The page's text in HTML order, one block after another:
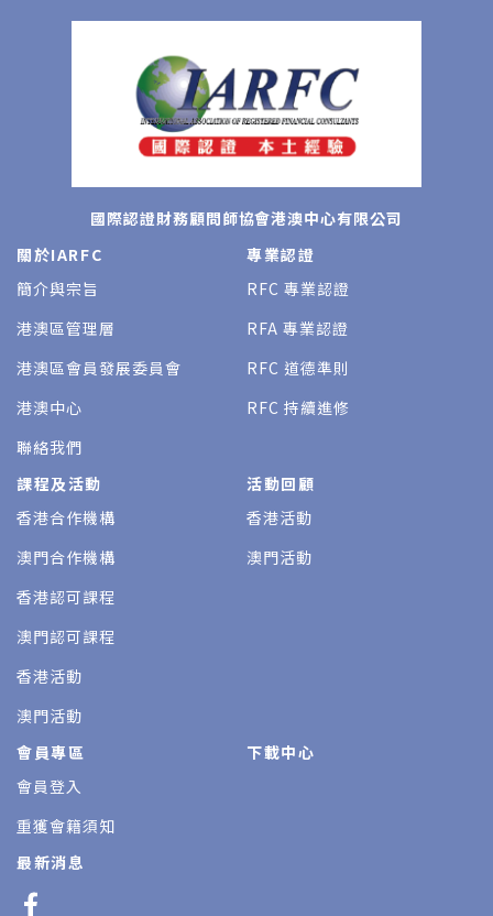
國際認證財務顧問師協會港澳中心有限公司
關於IARFC
簡介與宗旨
港澳區管理層
港澳區會員發展委員會
港澳中心
聯絡我們
專業認證
RFC 專業認證
RFA 專業認證
RFC 道德準則
RFC 持續進修
課程及活動
香港合作機構
澳門合作機構
香港認可課程
澳門認可課程
香港活動
澳門活動
活動回顧
香港活動
澳門活動
會員專區
會員登入
重獲會籍須知
下載中心
最新消息